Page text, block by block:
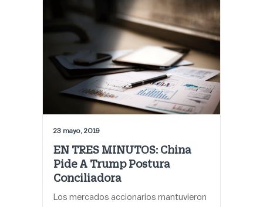
23 mayo, 2019
EN TRES MINUTOS: China
Pide A Trump Postura
Conciliadora
Los mercados accionarios mantuvieron